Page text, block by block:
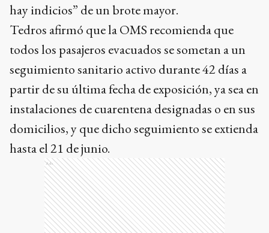
hay indicios” de un brote mayor.
Tedros afirmó que la OMS recomienda que
todos los pasajeros evacuados se sometan a un
seguimiento sanitario activo durante 42 días a
partir de su última fecha de exposición, ya sea en
instalaciones de cuarentena designadas o en sus
domicilios, y que dicho seguimiento se extienda
hasta el 21 de junio.
Ads